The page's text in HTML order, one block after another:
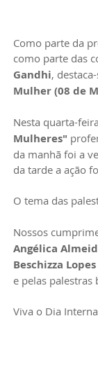
Como parte da
como parte das
Gandhi,
Mulher (08 de
Nesta quarta-
Mulheres"
da manhã foi a
da tarde a ação
O tema das
Nossos
Angélica
Beschizza
e pelas palestras
Viva o Dia